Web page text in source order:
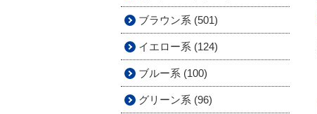
ブラウン系 (501)
イエロー系 (124)
ブルー系 (100)
グリーン系 (96)